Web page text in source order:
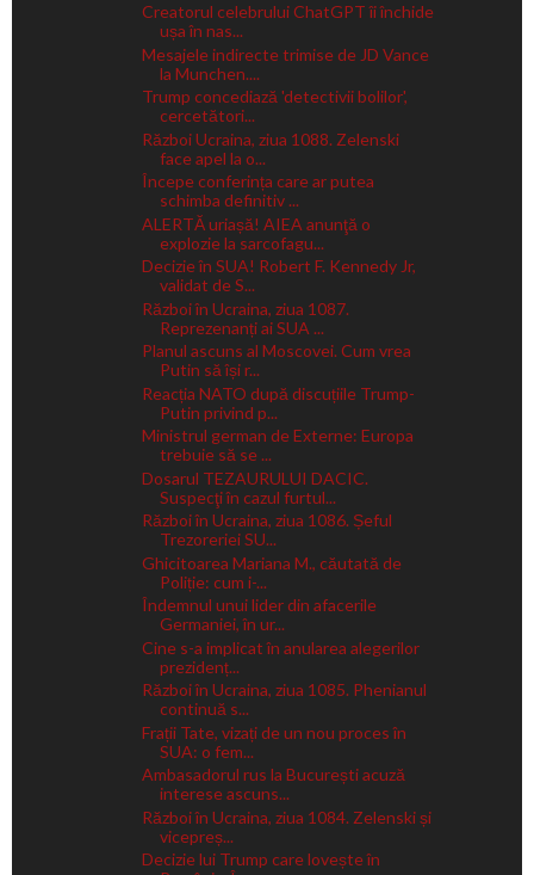
Creatorul celebrului ChatGPT îi închide
ușa în nas...
Mesajele indirecte trimise de JD Vance
la Munchen....
Trump concediază 'detectivii bolilor',
cercetători...
Război Ucraina, ziua 1088. Zelenski
face apel la o...
Începe conferința care ar putea
schimba definitiv ...
ALERTĂ uriașă! AIEA anunţă o
explozie la sarcofagu...
Decizie în SUA! Robert F. Kennedy Jr,
validat de S...
Război în Ucraina, ziua 1087.
Reprezenanți ai SUA ...
Planul ascuns al Moscovei. Cum vrea
Putin să își r...
Reacția NATO după discuțiile Trump-
Putin privind p...
Ministrul german de Externe: Europa
trebuie să se ...
Dosarul TEZAURULUI DACIC.
Suspecţi în cazul furtul...
Război în Ucraina, ziua 1086. Șeful
Trezoreriei SU...
Ghicitoarea Mariana M., căutată de
Poliție: cum i-...
Îndemnul unui lider din afacerile
Germaniei, în ur...
Cine s-a implicat în anularea alegerilor
prezidenț...
Război în Ucraina, ziua 1085. Phenianul
continuă s...
Frații Tate, vizați de un nou proces în
SUA: o fem...
Ambasadorul rus la București acuză
interese ascuns...
Război în Ucraina, ziua 1084. Zelenski și
vicepreș...
Decizie lui Trump care lovește în